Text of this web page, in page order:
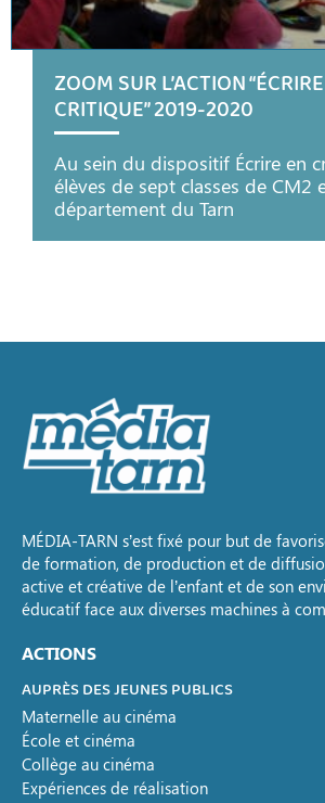
ZOOM SUR L’ACTION
CRITIQUE” 2019-2020
Au sein du dispositif Écrire en
élèves de sept classes de CM2
département du Tarn
MÉDIA-TARN s’est fixé pour but de
de formation, de production et de
active et créative de l’enfant et de son
éducatif face aux diverses machines à
ACTIONS
AUPRÈS DES JEUNES PUBLICS
Maternelle au cinéma
École et cinéma
Collège au cinéma
Expériences de réalisation